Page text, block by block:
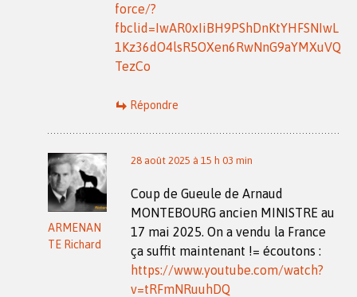
force/?
fbclid=IwAR0xIiBH9PShDnKtYHFSNIwL
1Kz36dO4lsR5OXen6RwNnG9aYMXuVQ
TezCo
Répondre
ARMENAN
TE Richard
28 août 2025 à 15 h 03 min
Coup de Gueule de Arnaud
MONTEBOURG ancien MINISTRE au
17 mai 2025. On a vendu la France
ça suffit maintenant != écoutons :
https://www.youtube.com/watch?
v=tRFmNRuuhDQ